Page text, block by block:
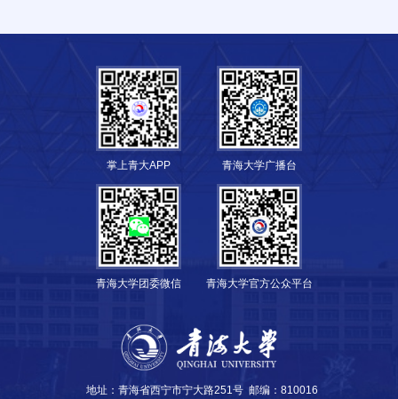
地址：青海省西宁市宁大路251号 邮编：810016
掌上青大APP 青海大学广播台
青海大学团委微信 青海大学官方公众平台